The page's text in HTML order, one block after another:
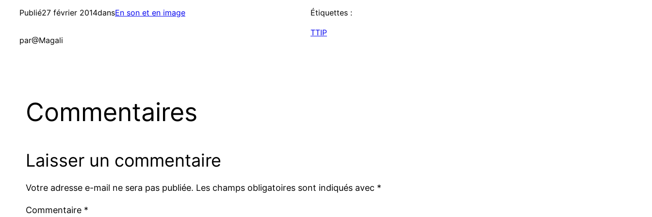
Publié27 février 2014dansEn son et en image
par@Magali
Étiquettes :
TTIP
Commentaires
Laisser un commentaire
Votre adresse e-mail ne sera pas publiée. Les champs obligatoires sont indiqués avec *
Commentaire *